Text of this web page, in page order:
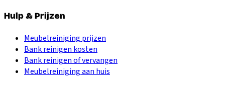
Hulp & Prijzen
Meubelreiniging prijzen
Bank reinigen kosten
Bank reinigen of vervangen
Meubelreiniging aan huis